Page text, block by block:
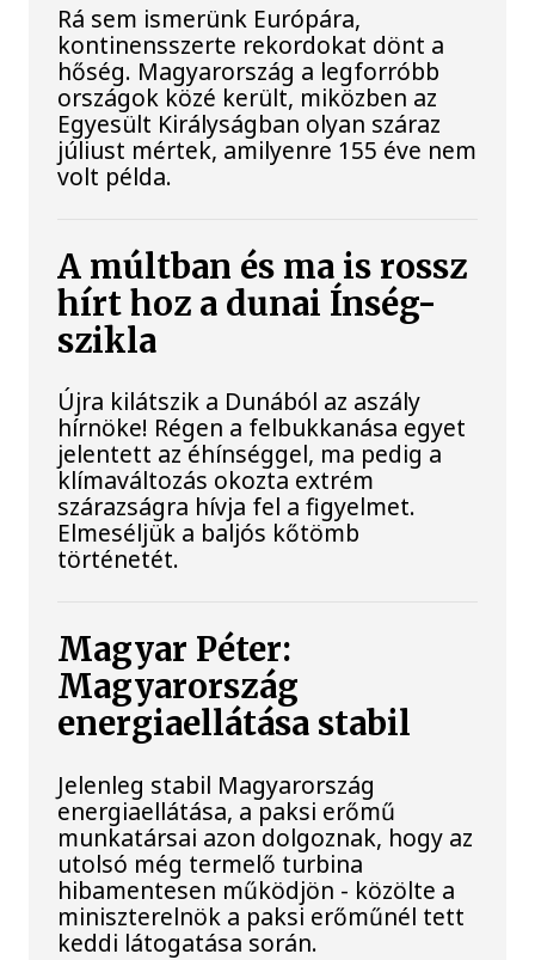
Rá sem ismerünk Európára,
kontinensszerte rekordokat dönt a
hőség. Magyarország a legforróbb
országok közé került, miközben az
Egyesült Királyságban olyan száraz
júliust mértek, amilyenre 155 éve nem
volt példa.
A múltban és ma is rossz
hírt hoz a dunai Ínség-
szikla
Újra kilátszik a Dunából az aszály
hírnöke! Régen a felbukkanása egyet
jelentett az éhínséggel, ma pedig a
klímaváltozás okozta extrém
szárazságra hívja fel a figyelmet.
Elmeséljük a baljós kőtömb
történetét.
Magyar Péter:
Magyarország
energiaellátása stabil
Jelenleg stabil Magyarország
energiaellátása, a paksi erőmű
munkatársai azon dolgoznak, hogy az
utolsó még termelő turbina
hibamentesen működjön - közölte a
miniszterelnök a paksi erőműnél tett
keddi látogatása során.